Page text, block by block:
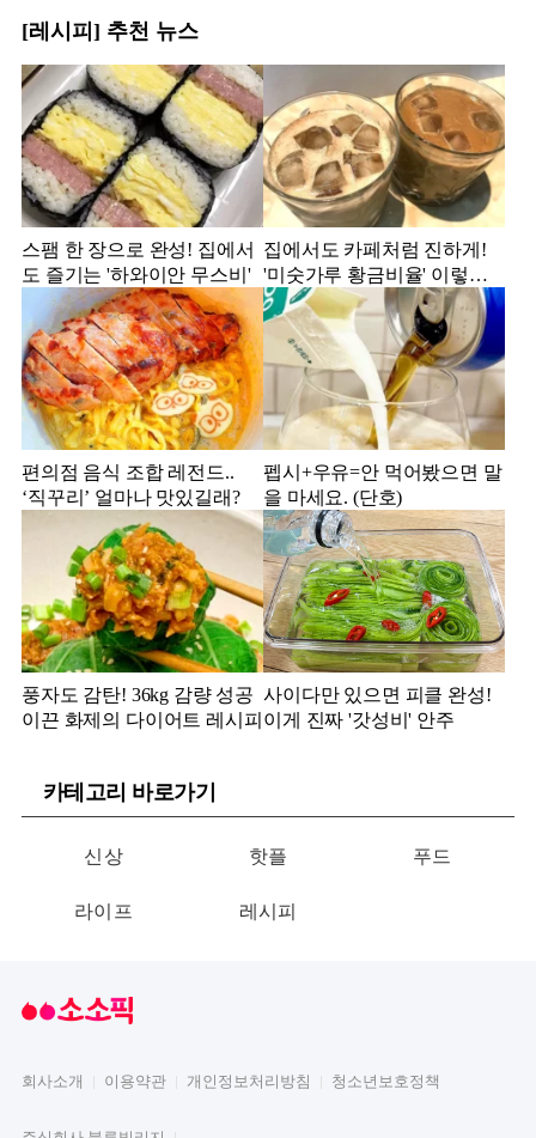
[레시피] 추천 뉴스
스팸 한 장으로 완성! 집에서
도 즐기는 '하와이안 무스비'
집에서도 카페처럼 진하게!
'미숫가루 황금비율' 이렇게
만 해보세요!
편의점 음식 조합 레전드..
‘직꾸리’ 얼마나 맛있길래?
펩시+우유=안 먹어봤으면 말
을 마세요. (단호)
풍자도 감탄! 36kg 감량 성공
이끈 화제의 다이어트 레시피
사이다만 있으면 피클 완성!
이게 진짜 '갓성비' 안주
카테고리 바로가기
신상 핫플 푸드
라이프 레시피
회사소개 이용약관 개인정보처리방침 청소년보호정책